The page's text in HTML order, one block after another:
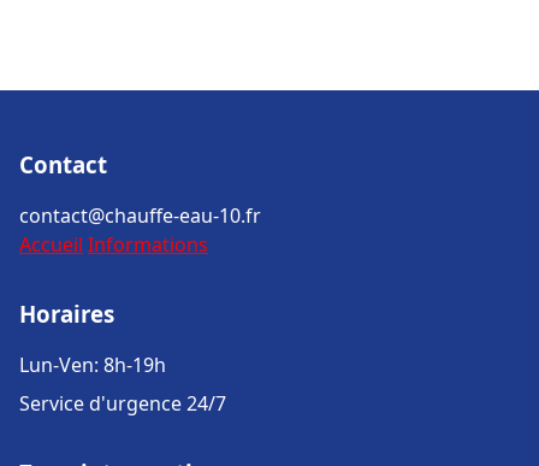
Contact
contact@chauffe-eau-10.fr
Accueil Informations
Horaires
Lun-Ven: 8h-19h
Service d'urgence 24/7